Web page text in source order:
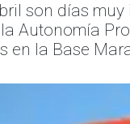
son días
Autonomía
en la Base